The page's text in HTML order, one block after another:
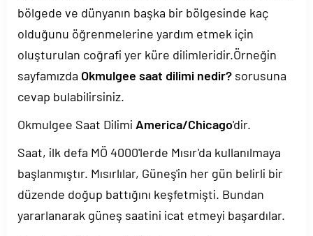
bölgede ve dünyanın başka bir bölgesinde kaç
olduğunu öğrenmelerine yardım etmek için
oluşturulan coğrafi yer küre dilimleridir.Örneğin
sayfamızda Okmulgee saat dilimi nedir? sorusuna
cevap bulabilirsiniz.
Okmulgee Saat Dilimi America/Chicago'dir.
Saat, ilk defa MÖ 4000'lerde Mısır'da kullanılmaya
başlanmıştır. Mısırlılar, Güneş'in her gün belirli bir
düzende doğup battığını keşfetmişti. Bundan
yararlanarak güneş saatini icat etmeyi başardılar.